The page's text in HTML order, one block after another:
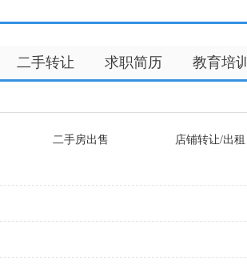
二手转让 求职简历 教育培训
二手房出售 店铺转让/出租